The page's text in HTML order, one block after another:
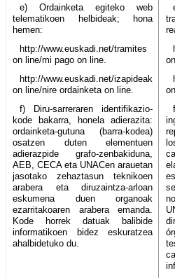
e) Ordainketa egiteko web
telematikoen helbideak; hona
hemen:
http://www.euskadi.net/tramites
on line/mi pago on line.
http://www.euskadi.net/izapideak
on line/nire ordainketa on line.
f) Diru-sarreraren identifikazio-
kode bakarra, honela adierazita:
ordainketa-gutuna (barra-kodea)
osatzen duten elementuen
adierazpide grafo-zenbakiduna,
AEB, CECA eta UNACen arauetan
jasotako zehaztasun teknikoen
arabera eta diruzaintza-arloan
eskumena duen organoak
ezarritakoaren arabera emanda.
Kode horrek datuak balibide
informatikoen bidez eskuratzea
ahalbidetuko du.